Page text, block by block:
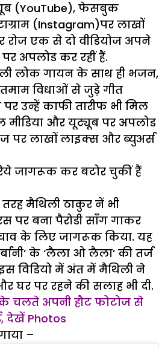
(YouTube), फेसबुक
(Instagram)पर लाखों
रोज एक से दो वीडियोज अपने
अपलोड कर रहीं हैं.
लोक गायन के साथ ही भजन,
विधाओं से जुड़े गीत
उन्हें काफी तारीफ भी मिल
मीडिया और यूट्यूब पर अपलोड
पर लाखों लाइक्स और ब्युअर्स
जागरूक कर बटोर चुकीं हैं
मैथिली ठाकुर नें भी
पर बना पैरोडी सॉंग गाकर
के लिए जागरूक किया. यह
के ‘लैला ओ लैला’ की तर्ज
विडियो में अंत में मैथिली ने
घर पर रहने की सलाह भी दी.
चलते अपनी हौट फोटोज से
देखें Photos
–